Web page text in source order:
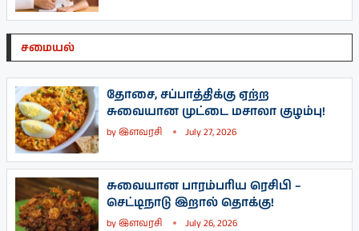
சமையல்
தோசை, சப்பாத்திக்கு ஏற்ற
சுவையான முட்டை மசாலா குழம்பு!
byஇளவரசி July 27, 2026
சுவையான பாரம்பரிய ரெசிபி –
செட்டிநாடு இறால் தொக்கு!
byஇளவரசி July 26, 2026